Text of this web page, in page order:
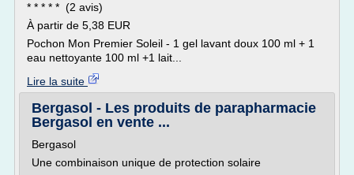
* * * * * (2 avis)
À partir de 5,38 EUR
Pochon Mon Premier Soleil - 1 gel lavant doux 100 ml + 1
eau nettoyante 100 ml +1 lait...
Lire la suite
Bergasol - Les produits de parapharmacie
Bergasol en vente ...
Bergasol
Une combinaison unique de protection solaire